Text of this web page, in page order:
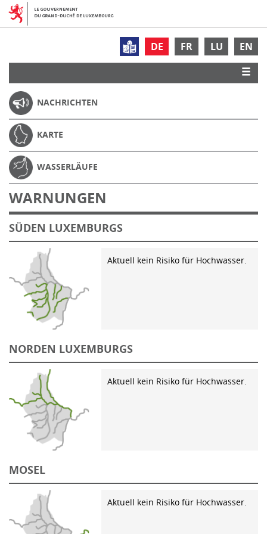
DE FR LU EN
NACHRICHTEN
KARTE
WASSERLÄUFE
WARNUNGEN
SÜDEN LUXEMBURGS
Aktuell kein Risiko für Hochwasser.
NORDEN LUXEMBURGS
Aktuell kein Risiko für Hochwasser.
MOSEL
Aktuell kein Risiko für Hochwasser.